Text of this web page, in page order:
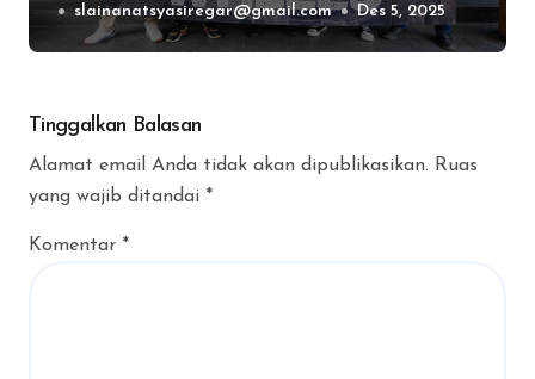
Jalur Ikonik Jawa Tengah
slainanatsyasiregar@gmail.com Des 5, 2025
Tinggalkan Balasan
Alamat email Anda tidak akan dipublikasikan. Ruas
yang wajib ditandai *
Komentar *